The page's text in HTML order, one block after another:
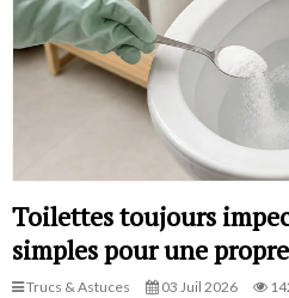
Toilettes toujours
simples pour une
Trucs & Astuces 03 Juil 2026